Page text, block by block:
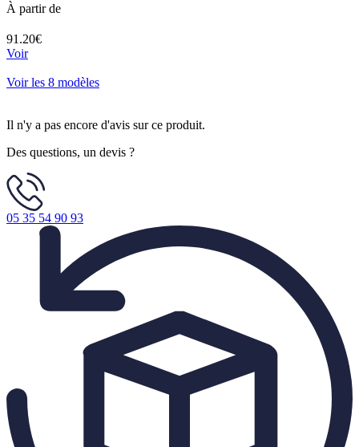
À partir de
91.20€
Voir
Voir les 8 modèles
Il n'y a pas encore d'avis sur ce produit.
Des questions, un devis ?
05 35 54 90 93